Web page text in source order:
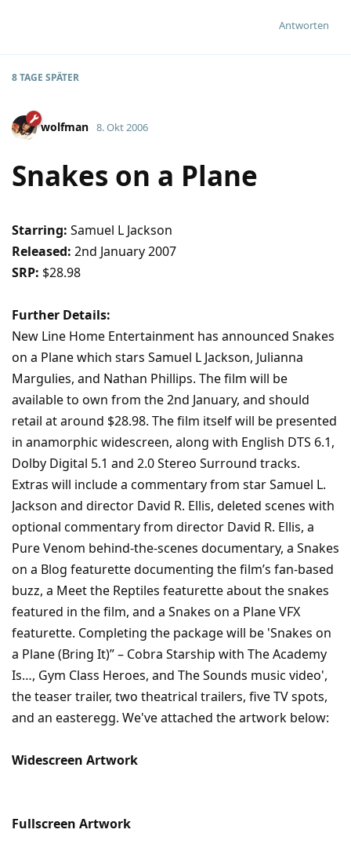
Antworten
8 TAGE SPÄTER
wolfman 8. Okt 2006
Snakes on a Plane
Starring: Samuel L Jackson
Released: 2nd January 2007
SRP: $28.98
Further Details:
New Line Home Entertainment has announced Snakes
on a Plane which stars Samuel L Jackson, Julianna
Margulies, and Nathan Phillips. The film will be
available to own from the 2nd January, and should
retail at around $28.98. The film itself will be presented
in anamorphic widescreen, along with English DTS 6.1,
Dolby Digital 5.1 and 2.0 Stereo Surround tracks.
Extras will include a commentary from star Samuel L.
Jackson and director David R. Ellis, deleted scenes with
optional commentary from director David R. Ellis, a
Pure Venom behind-the-scenes documentary, a Snakes
on a Blog featurette documenting the film’s fan-based
buzz, a Meet the Reptiles featurette about the snakes
featured in the film, and a Snakes on a Plane VFX
featurette. Completing the package will be 'Snakes on
a Plane (Bring It)” – Cobra Starship with The Academy
Is…, Gym Class Heroes, and The Sounds music video',
the teaser trailer, two theatrical trailers, five TV spots,
and an easteregg. We've attached the artwork below:
Widescreen Artwork
Fullscreen Artwork